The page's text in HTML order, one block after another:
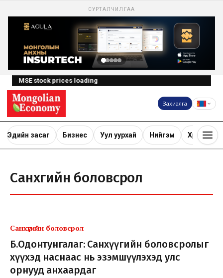
СУРТАЛЧИЛГАА
MSE stock prices loading
Захиалга
Эдийн засаг Бизнес Уул уурхай Нийгэм Хөрөнгө
Санхүүгийн боловсрол
Санхүүгийн боловсрол
Б.Одонтунгалаг: Санхүүгийн боловсролыг
хүүхэд наснаас нь эзэмшүүлэхэд улс
орнууд анхаардаг